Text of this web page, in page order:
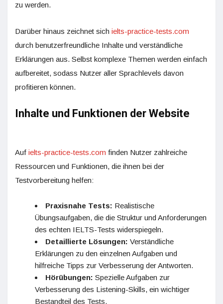
zu werden.
Darüber hinaus zeichnet sich ielts-practice-tests.com
durch benutzerfreundliche Inhalte und verständliche
Erklärungen aus. Selbst komplexe Themen werden einfach
aufbereitet, sodass Nutzer aller Sprachlevels davon
profitieren können.
Inhalte und Funktionen der Website
Auf ielts-practice-tests.com finden Nutzer zahlreiche
Ressourcen und Funktionen, die ihnen bei der
Testvorbereitung helfen:
Praxisnahe Tests: Realistische
Übungsaufgaben, die die Struktur und Anforderungen
des echten IELTS-Tests widerspiegeln.
Detaillierte Lösungen: Verständliche
Erklärungen zu den einzelnen Aufgaben und
hilfreiche Tipps zur Verbesserung der Antworten.
Hörübungen: Spezielle Aufgaben zur
Verbesserung des Listening-Skills, ein wichtiger
Bestandteil des Tests.